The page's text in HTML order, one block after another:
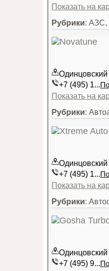
Показать на
Рубрики: АЗС,
Одинцовский
+7 (495) 1...
Показать на
Рубрики:
Одинцовский
+7 (495) 1...
Показать на
Рубрики:
Одинцовский
+7 (495) 9...